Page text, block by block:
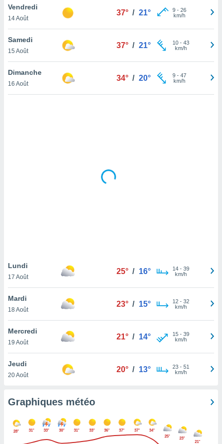
en
de
pas
de
à
cas,
que
sur le
ne
Vendredi
14 Août
37° / 21° 9- 26
km/h
Samedi
15 Août
37° / 21° 10- 43
km/h
Dimanche
16 Août
34° / 20° 9- 47
km/h
Lundi
17 Août
25° / 16° 14- 39
km/h
Mardi
18 Août
23° / 15° 12- 32
km/h
Mercredi
19 Août
21° / 14° 15- 39
km/h
Jeudi
20 Août
20° / 13° 23- 51
km/h
Graphiques météo
28° 31° 33° 30° 31° 33° 36° 37° 37°
34°
25°
23°
21°